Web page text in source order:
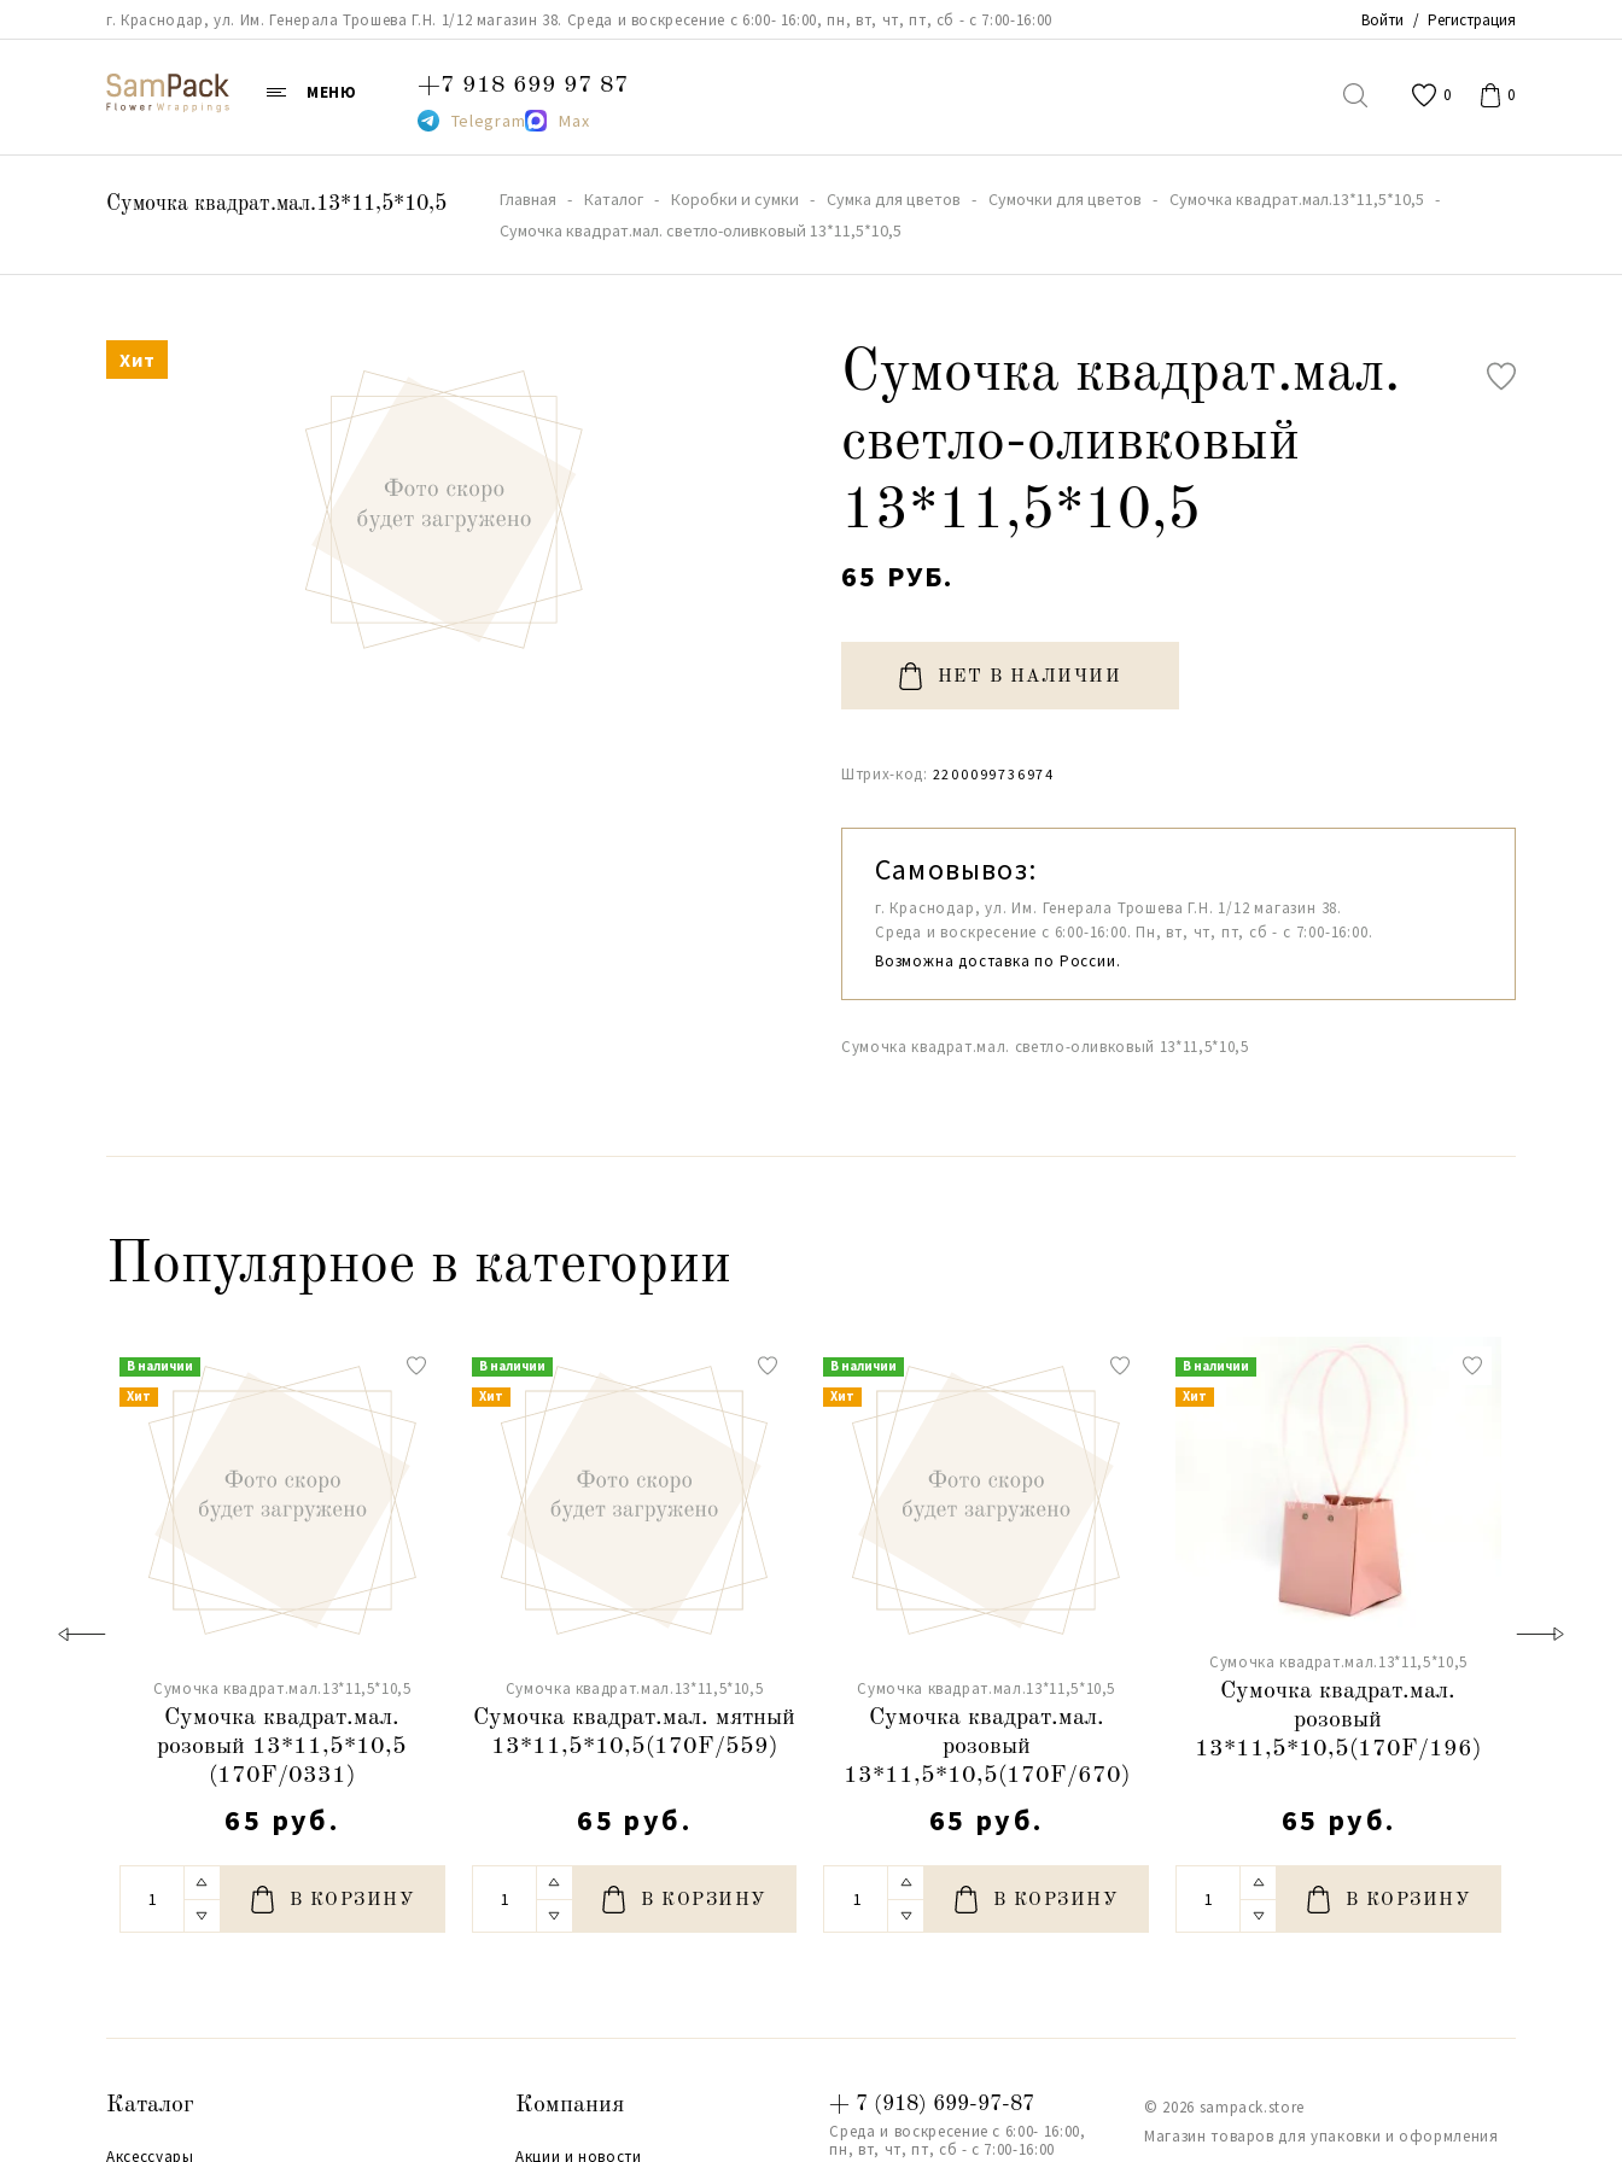
г. Краснодар, ул. Им. Генерала Трошева Г.Н. 1/12 магазин 38. Среда и воскресение с 6:00- 16:00, пн, вт, чт, пт, сб - с 7:00-16:00 Войти / Регистрация
МЕНЮ +7 918 699 97 87
Telegram Max
0 0
Сумочка квадрат.мал.13*11,5*10,5 Главная Каталог Коробки и сумки Сумка для цветов Сумочки для цветов
Сумочка квадрат.мал.13*11,5*10,5
Сумочка квадрат.мал. светло-оливковый 13*11,5*10,5
Хит
Сумочка квадрат.мал.
светло-оливковый
13*11,5*10,5
65 РУБ.
НЕТ В НАЛИЧИИ
Штрих-код: 2200099736974
Самовывоз:
г. Краснодар, ул. Им. Генерала Трошева Г.Н. 1/12 магазин 38.
Среда и воскресение с 6:00-16:00. Пн, вт, чт, пт, сб - с 7:00-16:00.
Возможна доставка по России.
Сумочка квадрат.мал. светло-оливковый 13*11,5*10,5
Популярное в категории
В наличии
Хит
Сумочка квадрат.мал.13*11,5*10,5
Сумочка квадрат.мал.
розовый 13*11,5*10,5
(170F/0331)
65 руб.
В КОРЗИНУ
В наличии
Хит
Сумочка квадрат.мал.13*11,5*10,5
Сумочка квадрат.мал. мятный
13*11,5*10,5(170F/559)
65 руб.
В КОРЗИНУ
В наличии
Хит
Сумочка квадрат.мал.13*11,5*10,5
Сумочка квадрат.мал.
розовый
13*11,5*10,5(170F/670)
65 руб.
В КОРЗИНУ
В наличии
Хит
Сумочка квадрат.мал.13*11,5*10,5
Сумочка квадрат.мал.
розовый
13*11,5*10,5(170F/196)
65 руб.
В КОРЗИНУ
Каталог
Аксессуары
Компания
Акции и новости
+ 7 (918) 699-97-87
Среда и воскресение с 6:00- 16:00,
пн, вт, чт, пт, сб - с 7:00-16:00
© 2026 sampack.store
Магазин товаров для упаковки и оформления